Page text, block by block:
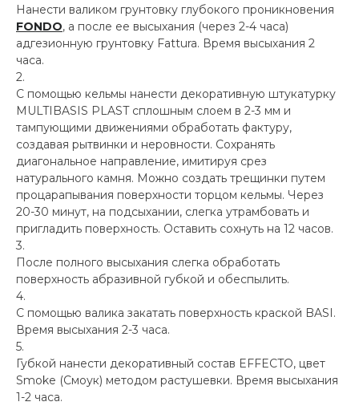
Нанести валиком грунтовку глубокого проникновения
FONDO, а после ее высыхания (через 2-4 часа)
адгезионную грунтовку Fattura. Время высыхания 2
часа.
С помощью кельмы нанести декоративную штукатурку
MULTIBASIS PLAST сплошным слоем в 2-3 мм и
тампующими движениями обработать фактуру,
создавая рытвинки и неровности. Сохранять
диагональное направление, имитируя срез
натурального камня. Можно создать трещинки путем
процарапывания поверхности торцом кельмы. Через
20-30 минут, на подсыхании, слегка утрамбовать и
пригладить поверхность. Оставить сохнуть на 12 часов.
После полного высыхания слегка обработать
поверхность абразивной губкой и обеспылить.
С помощью валика закатать поверхность краской BASI.
Время высыхания 2-3 часа.
Губкой нанести декоративный состав EFFECTO, цвет
Smoke (Смоук) методом растушевки. Время высыхания
1-2 часа.